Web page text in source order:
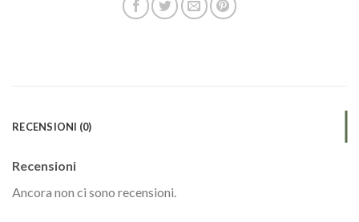
RECENSIONI (0)
Recensioni
Ancora non ci sono recensioni.